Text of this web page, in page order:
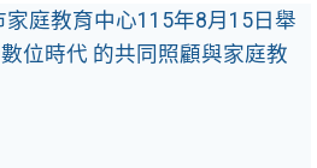
家庭教育中心115年8月15日舉
位時代 的共同照顧與家庭教